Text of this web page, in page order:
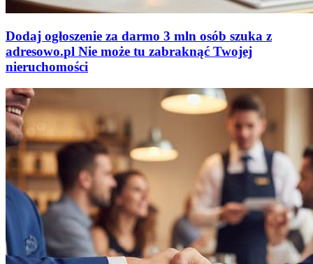
Dodaj ogłoszenie za darmo 3 mln osób szuka z
adresowo.pl Nie może tu zabraknąć Twojej
nieruchomości